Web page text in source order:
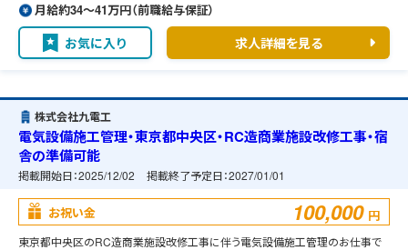
月給約34〜41万円（前職給与保証）
お気に入り 求人詳細を見る
株式会社九電工
電気設備施工管理・東京都中央区・RC造商業施設改修工事・宿
舎の準備可能
掲載開始日：2025/12/02 掲載終了予定日：2027/01/01
お祝い金 100,000 円
東京都中央区のRC造商業施設改修工事に伴う電気設備施工管理のお仕事で